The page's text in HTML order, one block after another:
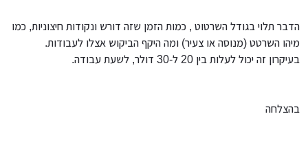
הדבר תלוי בגודל השרטוט , כמות הזמן שזה דורש ונקודות חיצוניות, כמו
מיהו השרטט (מנוסה או צעיר) ומה היקף הביקוש אצלו לעבודות.
בעיקרון זה יכול לעלות בין 20 ל-30 דולר, לשעת עבודה.
בהצלחה